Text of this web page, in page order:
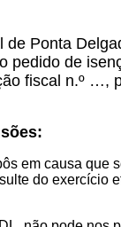
Ponta
pedido de
fiscal n.º …,
em causa que
do exercício